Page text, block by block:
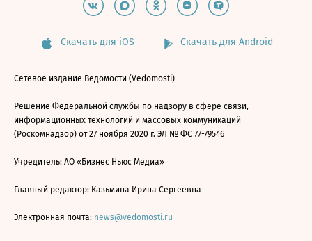
Скачать для iOS Скачать для Android
Сетевое издание Ведомости (Vedomosti)
Решение Федеральной службы по надзору в сфере связи,
информационных технологий и массовых коммуникаций
(Роскомнадзор) от 27 ноября 2020 г. ЭЛ № ФС 77-79546
Учредитель: АО «Бизнес Ньюс Медиа»
Главный редактор: Казьмина Ирина Сергеевна
Электронная почта: news@vedomosti.ru